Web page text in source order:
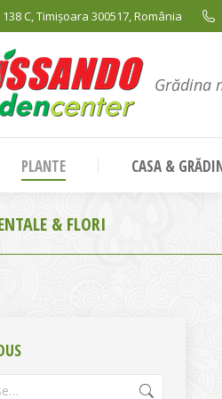
C, Timișoara 300517, România
Grădina
PLANTE CASA &
& FLORI